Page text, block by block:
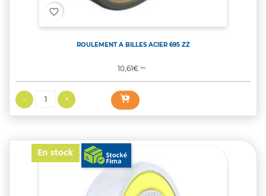
favorite_border
ROULEMENT A BILLES ACIER 695 ZZ
Prix
10,61€TTC